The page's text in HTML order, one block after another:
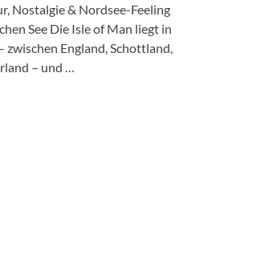
Nostalgie & Nordsee-Feeling
See Die Isle of Man liegt in
zwischen England, Schottland,
– und …